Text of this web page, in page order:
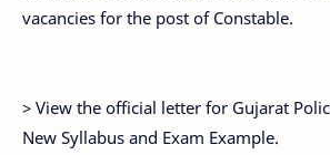
vacancies for the post of Constable.
> View the official letter for Gujarat
New Syllabus and Exam Example.